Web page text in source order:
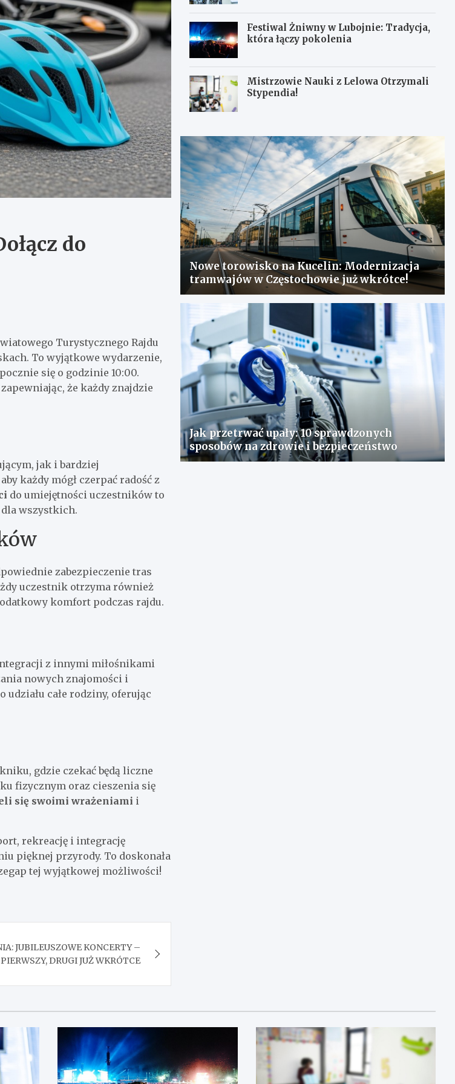
do
Turystycznego Rajdu
To wyjątkowe wydarzenie,
się o godzinie 10:00.
że każdy znajdzie
jak i bardziej
każdy mógł czerpać radość z
do umiejętności uczestników to
wszystkich.
zabezpieczenie tras
uczestnik otrzyma również
komfort podczas rajdu.
z innymi miłośnikami
nowych znajomości i
całe rodziny, oferując
gdzie czekać będą liczne
fizycznym oraz cieszenia się
się swoimi wrażeniami i
rekreację i integrację
pięknej przyrody. To doskonała
tej wyjątkowej możliwości!
JUBILEUSZOWE KONCERTY –
DRUGI JUŻ WKRÓTCE
Festiwal Żniwny w Lubojnie: Tradycja,
która łączy pokolenia
Mistrzowie Nauki z Lelowa Otrzymali
Stypendia!
Nowe torowisko na Kucelin: Modernizacja
tramwajów w Częstochowie już wkrótce!
Jak przetrwać upały: 10 sprawdzonych
sposobów na zdrowie i bezpieczeństwo